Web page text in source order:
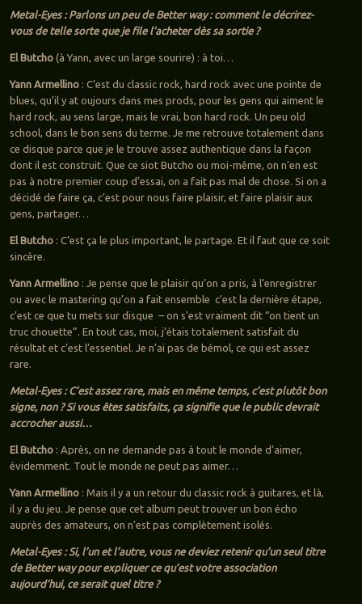
Metal-Eyes : Parlons un peu de Better way : comment le décrirez-
vous de telle sorte que je file l’acheter dès sa sortie ?
El Butcho(à Yann, avec un large sourire) : à toi…
Yann Armellino: C’est du classic rock, hard rock avec une pointe de
blues, qu’il y at oujours dans mes prods, pour les gens qui aiment le
hard rock, au sens large, mais le vrai, bon hard rock. Un peu old
school, dans le bon sens du terme. Je me retrouve totalement dans
ce disque parce que je le trouve assez authentique dans la façon
dont il est construit. Que ce siot Butcho ou moi-même, on n’en est
pas à notre premier coup d’essai, on a fait pas mal de chose. Si on a
décidé de faire ça, c’est pour nous faire plaisir, et faire plaisir aux
gens, partager…
El Butcho: C’est ça le plus important, le partage. Et il faut que ce soit
sincère.
Yann Armellino: Je pense que le plaisir qu’on a pris, à l’enregistrer
ou avec le mastering qu’on a fait ensemble c’est la dernière étape,
c’est ce que tu mets sur disque – on s’est vraiment dit “on tient un
truc chouette”. En tout cas, moi, j’étais totalement satisfait du
résultat et c’est l’essentiel. Je n’ai pas de bémol, ce qui est assez
rare.
Metal-Eyes : C’est assez rare, mais en même temps, c’est plutôt bon
signe, non ? Si vous êtes satisfaits, ça signifie que le public devrait
accrocher aussi…
El Butcho: Après, on ne demande pas à tout le monde d’aimer,
évidemment. Tout le monde ne peut pas aimer…
Yann Armellino: Mais il y a un retour du classic rock à guitares, et là,
il y a du jeu. Je pense que cet album peut trouver un bon écho
auprès des amateurs, on n’est pas complètement isolés.
Metal-Eyes : Si, l’un et l’autre, vous ne deviez retenir qu’un seul titre
de Better way pour expliquer ce qu’est votre association
aujourd’hui, ce serait quel titre ?